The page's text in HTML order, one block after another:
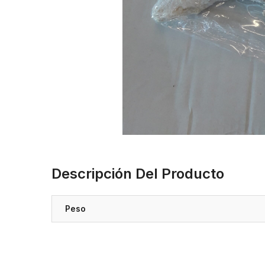
Descripción Del Producto
Peso